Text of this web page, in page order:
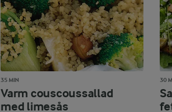
35 MIN
Varm couscoussallad
med limesås
30